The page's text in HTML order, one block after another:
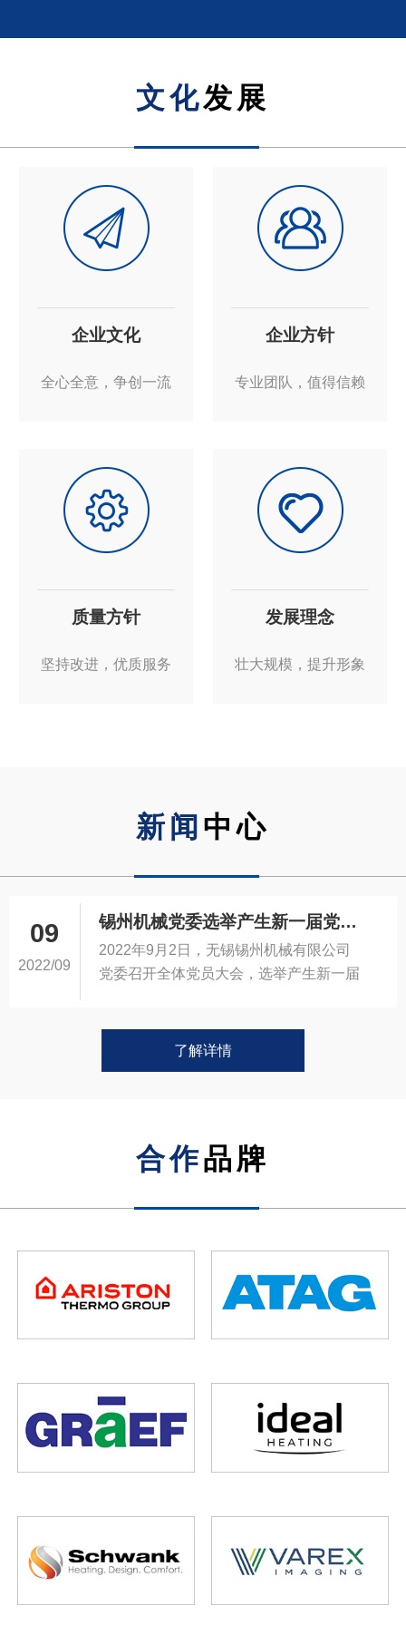
文化发展
企业文化
全心全意，争创一流
企业方针
专业团队，值得信赖
质量方针
坚持改进，优质服务
发展理念
壮大规模，提升形象
新闻 中心
09
2022/09
锡州机械党委选举产生新一届党委班子成员
2022年9月2日，无锡锡州机械有限公司
党委召开全体党员大会，选举产生新一届
了解详情
合作品牌